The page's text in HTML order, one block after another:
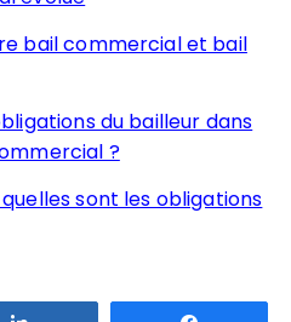
bail commercial et bail
du bailleur dans
?
sont les obligations